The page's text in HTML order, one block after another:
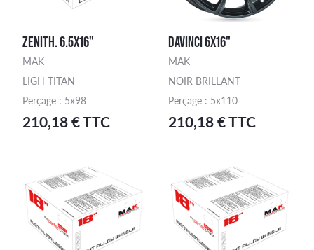
ZENITH. 6.5X16"
MAK
LIGH TITAN
Perçage : 5x98
210,18 € TTC
DAVINCI 6X16"
MAK
NOIR BRILLANT
Perçage : 5x110
210,18 € TTC